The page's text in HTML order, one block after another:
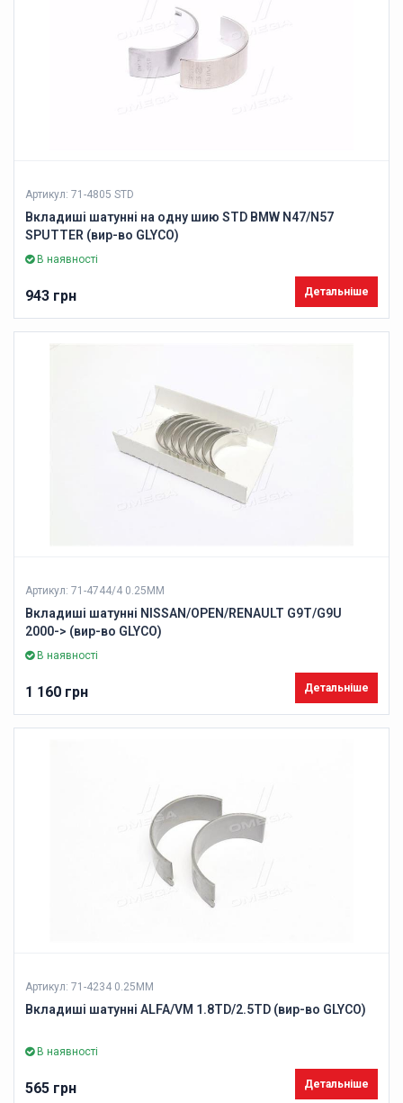
Артикул: 71-4805 STD
Вкладиші шатунні на одну шию STD BMW N47/N57
SPUTTER (вир-во GLYCO)
В наявності
943 грн Детальніше
Артикул: 71-4744/4 0.25MM
Вкладиші шатунні NISSAN/OPEN/RENAULT G9T/G9U
2000-> (вир-во GLYCO)
В наявності
1 160 грн Детальніше
Артикул: 71-4234 0.25MM
Вкладиші шатунні ALFA/VM 1.8TD/2.5TD (вир-во GLYCO)
В наявності
565 грн Детальніше